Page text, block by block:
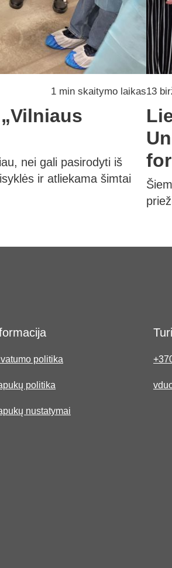
1 min skaitymo laikas
nei gali pasirodyti iš
ir atliekama šimtai
13
politika
politika
nustatymai